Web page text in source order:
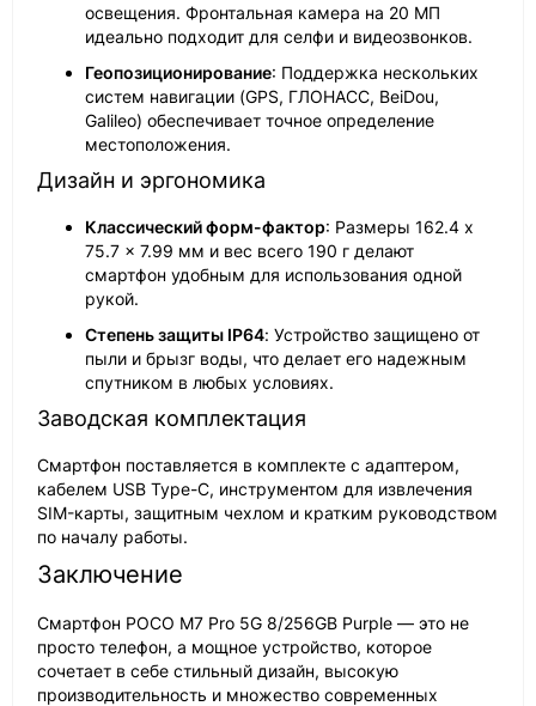
освещения. Фронтальная камера на 20 МП
идеально подходит для селфи и видеозвонков.
Геопозиционирование: Поддержка нескольких
систем навигации (GPS, ГЛОНАСС, BeiDou,
Galileo) обеспечивает точное определение
местоположения.
Дизайн и эргономика
Классический форм-фактор: Размеры 162.4 x
75.7 x 7.99 мм и вес всего 190 г делают
смартфон удобным для использования одной
рукой.
Степень защиты IP64: Устройство защищено от
пыли и брызг воды, что делает его надежным
спутником в любых условиях.
Заводская комплектация
Смартфон поставляется в комплекте с адаптером,
кабелем USB Type-C, инструментом для извлечения
SIM-карты, защитным чехлом и кратким руководством
по началу работы.
Заключение
Смартфон POCO M7 Pro 5G 8/256GB Purple — это не
просто телефон, а мощное устройство, которое
сочетает в себе стильный дизайн, высокую
производительность и множество современных